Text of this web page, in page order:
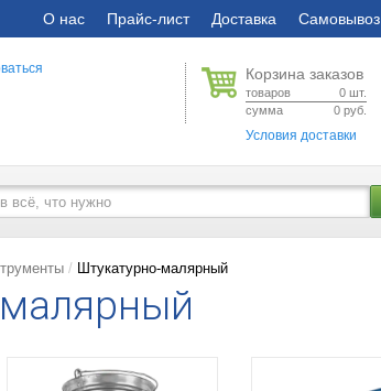
О нас Прайс-лист Доставка Самовывоз
Корзина заказов
товаров 0 шт.
сумма
0 руб.
Условия доставки
Штукатурно-малярный